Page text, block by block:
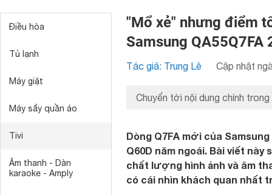
Điều hòa
Tủ lạnh
Máy giặt
Máy sấy quần áo
Tivi
Âm thanh - Dàn
karaoke - Amply
"Mổ xẻ" nhưng điểm
Samsung QA55Q7FA
Tác giả: Trung Lê Cập nhật
Chuyển tới nội dung chính
Dòng Q7FA mới của
Q60D năm ngoái. Bài viết
chất lượng hình ảnh và âm
có cái nhìn khách quan nhất